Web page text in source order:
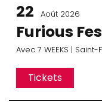
22 Août 2026
Furious
Avec 7 WEEKS | Saint-
Tickets